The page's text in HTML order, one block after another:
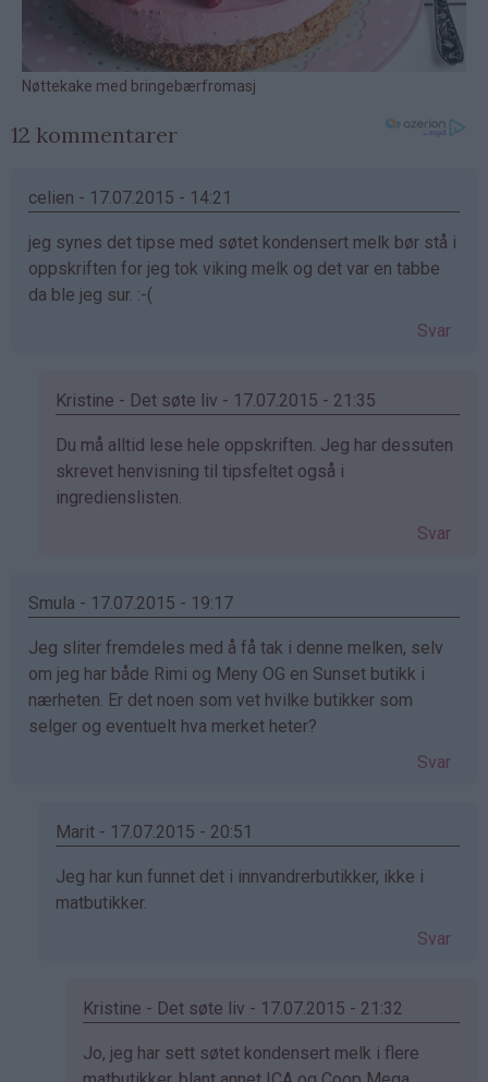
12 kommentarer
celien - 17.07.2015 - 14:21
jeg synes det tipse med søtet kondensert melk bør stå i
oppskriften for jeg tok viking melk og det var en tabbe
da ble jeg sur. :-(
Svar
Kristine - Det søte liv - 17.07.2015 - 21:35
Som
svar
på
bekreftet)
Du må alltid lese hele oppskriften. Jeg har dessuten
skrevet henvisning til tipsfeltet også i
ingredienslisten.
Svar
Smula - 17.07.2015 - 19:17
Jeg sliter fremdeles med å få tak i denne melken, selv
om jeg har både Rimi og Meny OG en Sunset butikk i
nærheten. Er det noen som vet hvilke butikker som
selger og eventuelt hva merket heter?
Svar
Marit - 17.07.2015 - 20:51
Som
svar
(ikke
Jeg har kun funnet det i innvandrerbutikker, ikke i
matbutikker.
Svar
Kristine - Det søte liv - 17.07.2015 - 21:32
Som
Jo, jeg har sett søtet kondensert melk i flere